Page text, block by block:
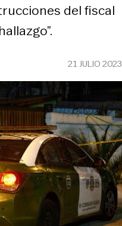
del fiscal
21 JULIO 2023